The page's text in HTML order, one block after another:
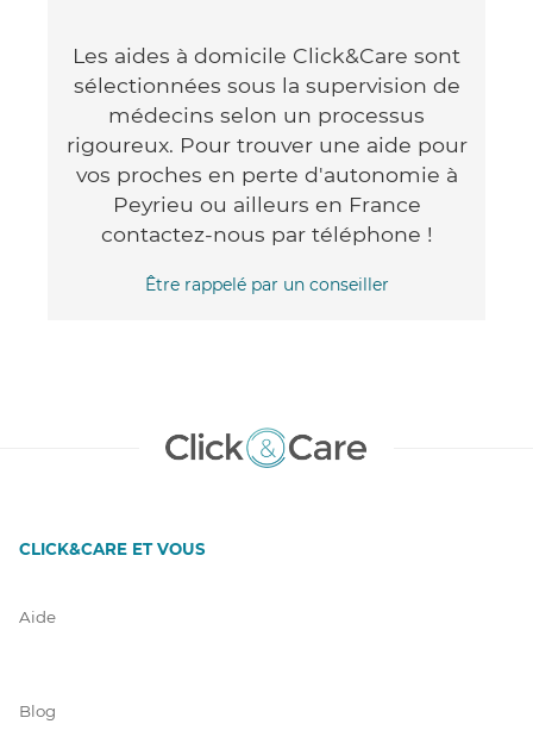
Les aides à domicile Click&Care sont
sélectionnées sous la supervision de
médecins selon un processus
rigoureux. Pour trouver une aide pour
vos proches en perte d'autonomie à
Peyrieu ou ailleurs en France
contactez-nous par téléphone !
Être rappelé par un conseiller
CLICK&CARE ET VOUS
Aide
Blog